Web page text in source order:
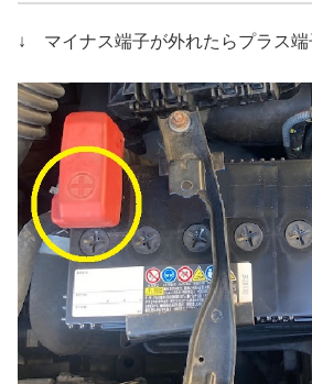
↓ マイナス端子が外れたらプラス端